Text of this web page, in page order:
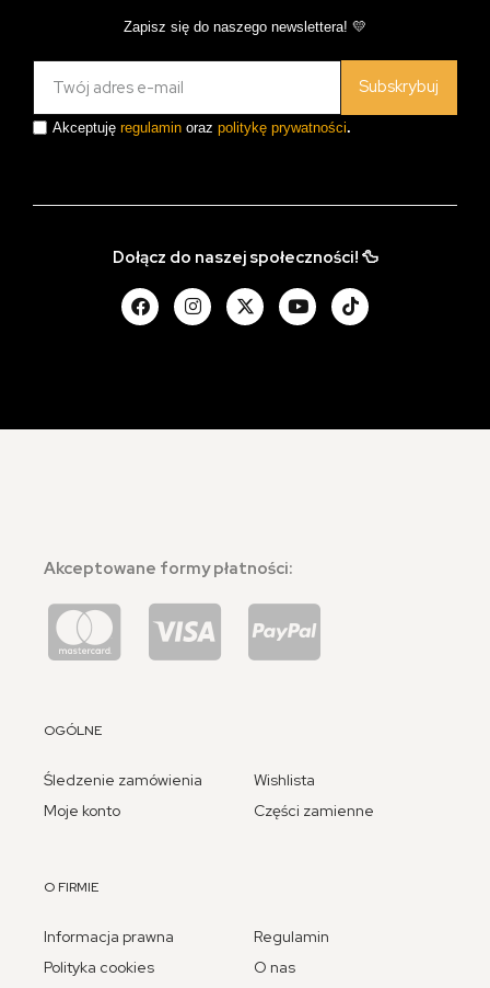
Zapisz się do naszego newslettera! 💛
Subskrybuj
Akceptuję regulamin oraz politykę prywatności.
Dołącz do naszej społeczności! 🦆
Akceptowane formy płatności:
OGÓLNE
Śledzenie zamówienia
Moje konto
Wishlista
Części zamienne
O FIRMIE
Informacja prawna
Polityka cookies
Regulamin
O nas